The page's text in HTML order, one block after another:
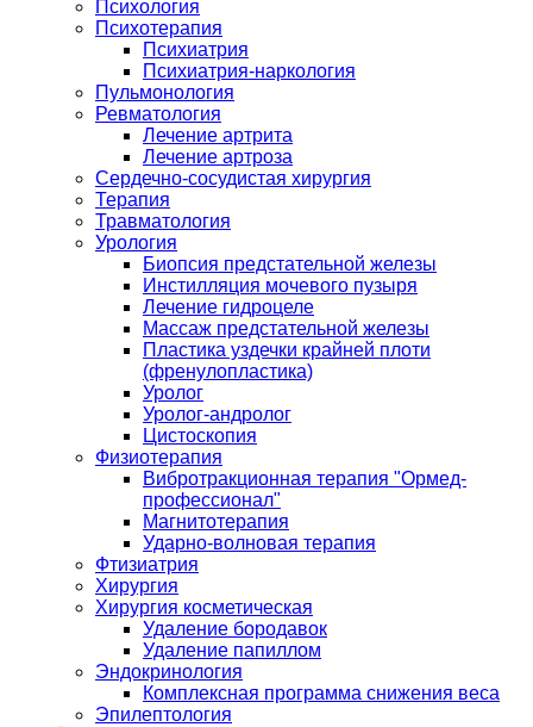
Психология
Психотерапия
Психиатрия
Психиатрия-наркология
Пульмонология
Ревматология
Лечение артрита
Лечение артроза
Сердечно-сосудистая хирургия
Терапия
Травматология
Урология
Биопсия предстательной железы
Инстилляция мочевого пузыря
Лечение гидроцеле
Массаж предстательной железы
Пластика уздечки крайней плоти
(френулопластика)
Уролог
Уролог-андролог
Цистоскопия
Физиотерапия
Вибротракционная терапия "Ормед-
профессионал"
Магнитотерапия
Ударно-волновая терапия
Фтизиатрия
Хирургия
Хирургия косметическая
Удаление бородавок
Удаление папиллом
Эндокринология
Комплексная программа снижения веса
Эпилептология